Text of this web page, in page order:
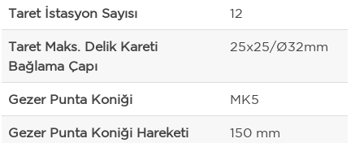
Taret İstasyon Sayısı 12
Taret Maks. Delik Kareti
Bağlama Çapı
25x25/Ø32mm
Gezer Punta Koniği MK5
Gezer Punta Koniği Hareketi 150 mm